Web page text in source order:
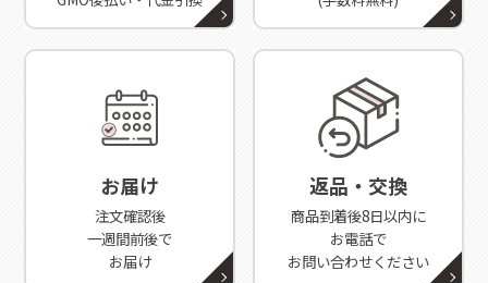
お届け
注文確認後
一週間前後で
お届け
返品・交換
商品到着後8日以内に
お電話で
お問い合わせください